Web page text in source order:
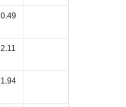
0.49
2.11
1.94